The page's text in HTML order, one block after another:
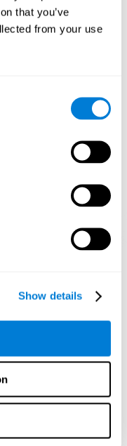
that you’ve
from your use
Show details
активации.
может
реорганизации
3 НЕДЕЛЯ
я не
уничтожает
Таким образом,
способность,
активации
ослабевает.
функции